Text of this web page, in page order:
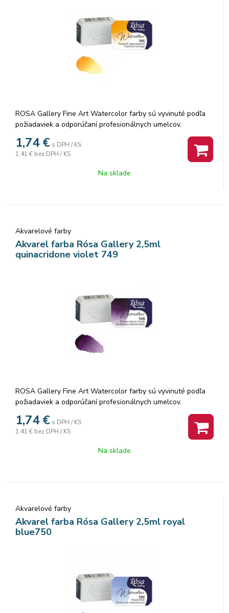
ROSA Gallery Fine Art Watercolor farby sú vyvinuté podľa
požiadaviek a odporúčaní profesionálnych umelcov.
Akvarelové farby sú vyrábané z organickej arabskej gumy a
vysoko kvalitných organických a anorganických jemne
mletých pigmentov, ktorá zaisťuje dokonalú priľnavosť a
farby. Rosa akvarelové farby nám poskytujú nespočetné
1,74 € s DPH / KS
1,41 € bez DPH / KS
Na sklade
Akvarelové farby
Akvarel farba Rósa Gallery 2,5ml
quinacridone violet 749
ROSA Gallery Fine Art Watercolor farby sú vyvinuté podľa
požiadaviek a odporúčaní profesionálnych umelcov.
Akvarelové farby sú vyrábané z organickej arabskej gumy a
vysoko kvalitných organických a anorganických jemne
mletých pigmentov, ktorá zaisťuje dokonalú priľnavosť a
farby. Rosa akvarelové farby nám poskytujú nespočetné
1,74 € s DPH / KS
1,41 € bez DPH / KS
Na sklade
Akvarelové farby
Akvarel farba Rósa Gallery 2,5ml royal
blue750